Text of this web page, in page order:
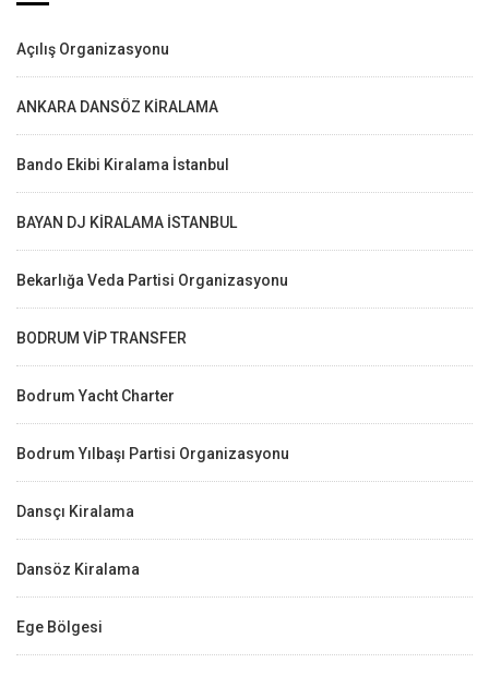
Açılış Organizasyonu
ANKARA DANSÖZ KİRALAMA
Bando Ekibi Kiralama İstanbul
BAYAN DJ KİRALAMA İSTANBUL
Bekarlığa Veda Partisi Organizasyonu
BODRUM VİP TRANSFER
Bodrum Yacht Charter
Bodrum Yılbaşı Partisi Organizasyonu
Dansçı Kiralama
Dansöz Kiralama
Ege Bölgesi